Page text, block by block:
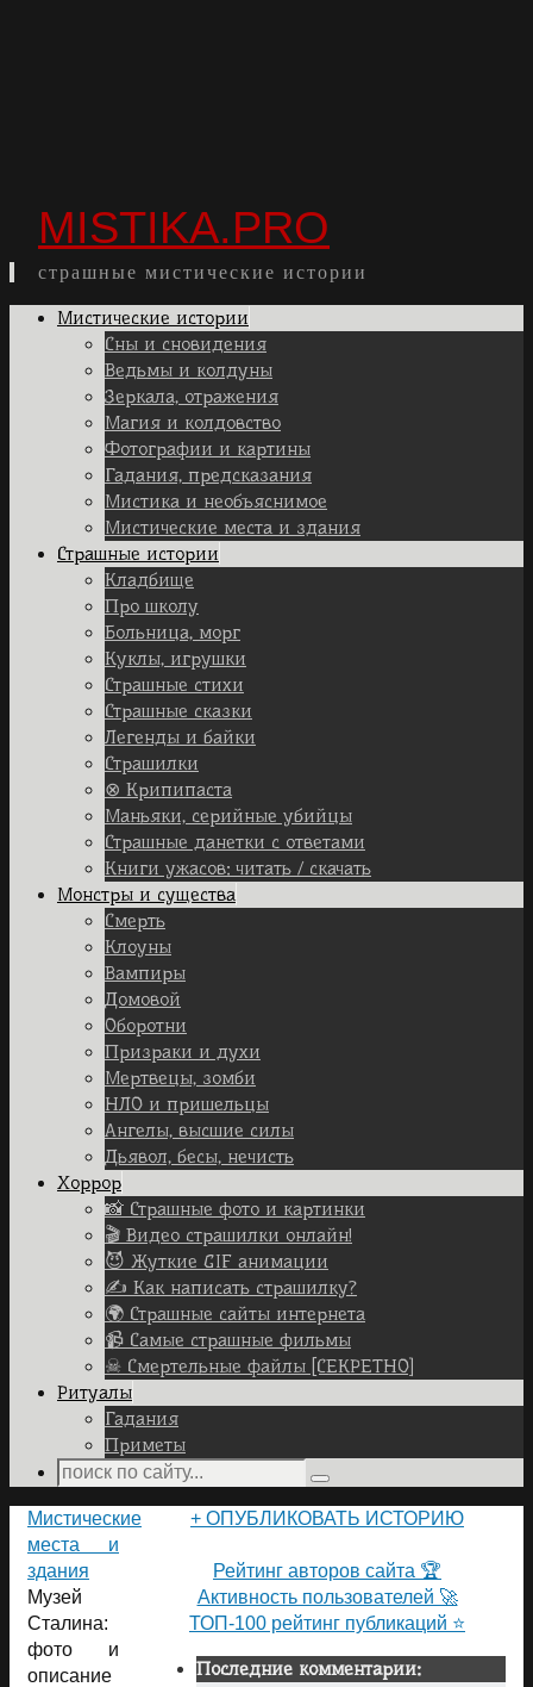
MISTIKA.PRO
страшные мистические истории
Skip
Мистические истории
Сны и сновидения
Ведьмы и колдуны
Зеркала, отражения
Магия и колдовство
Фотографии и картины
Гадания, предсказания
Мистика и необъяснимое
Мистические места и здания
Страшные истории
Кладбище
Про школу
Больница, морг
Куклы, игрушки
Страшные стихи
Страшные сказки
Легенды и байки
Страшилки
⊗ Крипипаста
Маньяки, серийные убийцы
Страшные данетки с ответами
Книги ужасов: читать / скачать
Монстры и существа
Смерть
Клоуны
Вампиры
Домовой
Оборотни
Призраки и духи
Мертвецы, зомби
НЛО и пришельцы
Ангелы, высшие силы
Дьявол, бесы, нечисть
Хоррор
📸 Страшные фото и картинки
🎬 Видео страшилки онлайн!
😈 Жуткие GIF анимации
✍ Как написать страшилку?
🌍 Страшные сайты интернета
📹 Самые страшные фильмы
☠ Смертельные файлы [СЕКРЕТНО]
Ритуалы
Гадания
Приметы
Search
Search
Home
Мистические
места и
здания
Музей
Сталина:
фото и
описание
+ ОПУБЛИКОВАТЬ ИСТОРИЮ
Рейтинг авторов сайта 🏆
Активность пользователей 🚀
ТОП-100 рейтинг публикаций ⭐
Последние комментарии: